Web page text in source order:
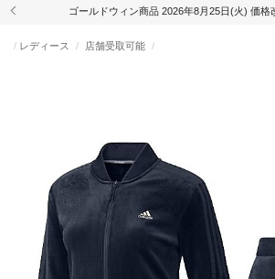
ゴールドウィン商品 2026年8月25日(火) 価格
レディース 店舗受取可能